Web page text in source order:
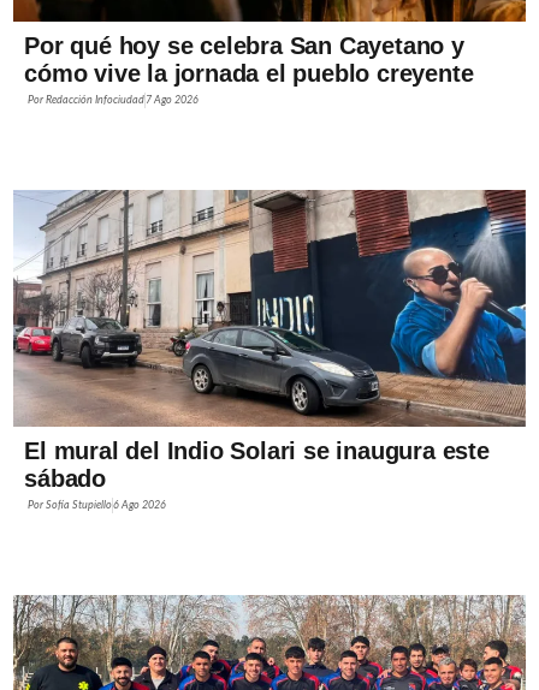
Por qué hoy se celebra San Cayetano y
cómo vive la jornada el pueblo creyente
PorRedacción Infociudad 7 Ago 2026
El mural del Indio Solari se inaugura este
sábado
PorSofía Stupiello6 Ago 2026